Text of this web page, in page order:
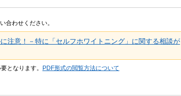
合わせください。
注意！－特に「セルフホワイトニング」に関する相談が
となります。 PDF形式の閲覧方法について